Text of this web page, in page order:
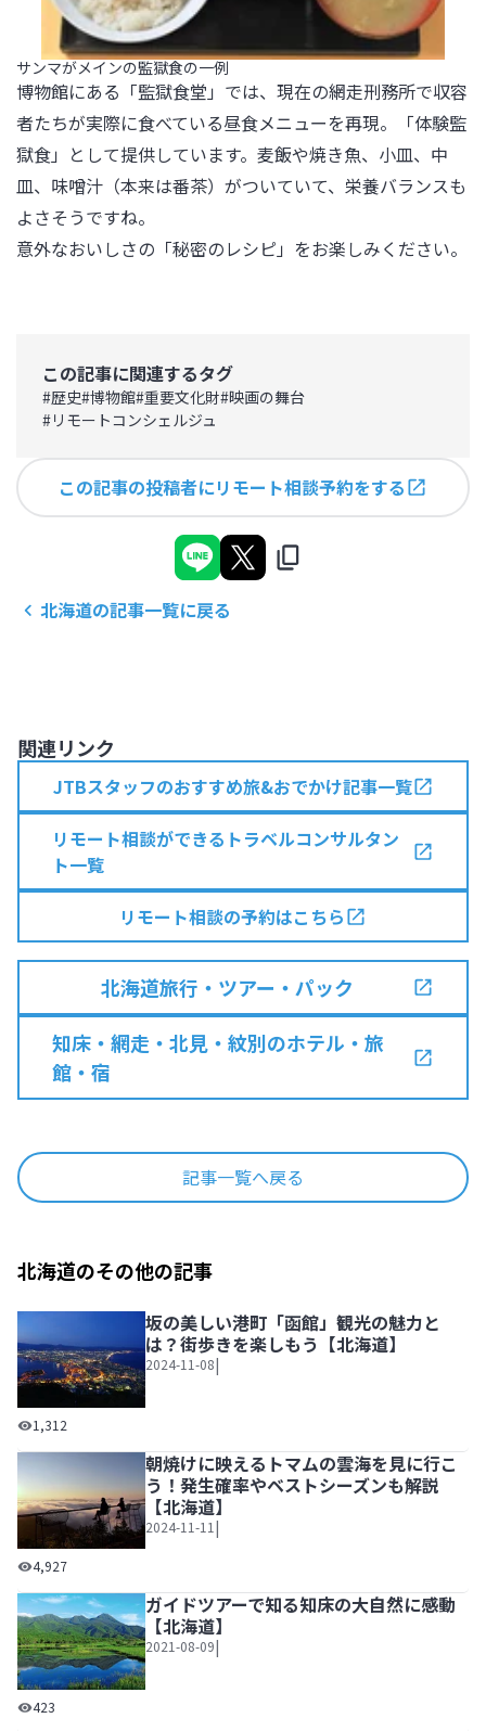
サンマがメインの監獄食の一例
博物館にある「監獄食堂」では、現在の網走刑務所で収容
者たちが実際に食べている昼食メニューを再現。「体験監
獄食」として提供しています。麦飯や焼き魚、小皿、中
皿、味噌汁（本来は番茶）がついていて、栄養バランスも
よさそうですね。
意外なおいしさの「秘密のレシピ」をお楽しみください。
この記事に関連するタグ
#歴史#博物館#重要文化財#映画の舞台
#リモートコンシェルジュ
この記事の投稿者にリモート相談予約をする
北海道の記事一覧に戻る
関連リンク
JTBスタッフのおすすめ旅&おでかけ記事一覧
リモート相談ができるトラベルコンサルタン
ト一覧
リモート相談の予約はこちら
北海道旅行・ツアー・パック
知床・網走・北見・紋別のホテル・旅
館・宿
記事一覧へ戻る
北海道のその他の記事
坂の美しい港町「函館」観光の魅力とは？街歩きを楽しも
1,312
坂の美しい港町「函館」観光の魅力と
は？街歩きを楽しもう【北海道】
2024-11-08|
朝焼けに映えるトマムの雲海を見に行こう！発生確率やベ
4,927
朝焼けに映えるトマムの雲海を見に行こ
う！発生確率やベストシーズンも解説
【北海道】
2024-11-11 |
ガイドツアーで知る知床の大自然に感動【北海道】
423
ガイドツアーで知る知床の大自然に感動
【北海道】
2021-08-09|